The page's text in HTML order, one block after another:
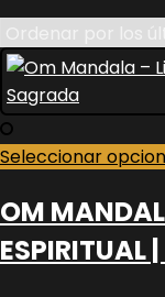
Seleccionar
OM
ESPIRITUAL